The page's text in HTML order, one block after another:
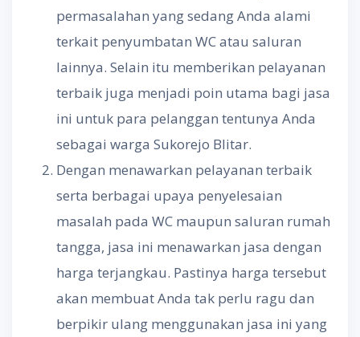
permasalahan yang sedang Anda alami
terkait penyumbatan WC atau saluran
lainnya. Selain itu memberikan pelayanan
terbaik juga menjadi poin utama bagi jasa
ini untuk para pelanggan tentunya Anda
sebagai warga Sukorejo Blitar.
Dengan menawarkan pelayanan terbaik
serta berbagai upaya penyelesaian
masalah pada WC maupun saluran rumah
tangga, jasa ini menawarkan jasa dengan
harga terjangkau. Pastinya harga tersebut
akan membuat Anda tak perlu ragu dan
berpikir ulang menggunakan jasa ini yang